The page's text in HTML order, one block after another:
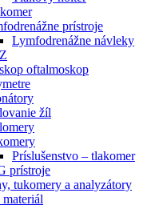
prístroje
Lymfodrenážne návleky
oftalmoskop
žíl
Príslušenstvo – tlakomer
prístroje
tukomery a analyzátory